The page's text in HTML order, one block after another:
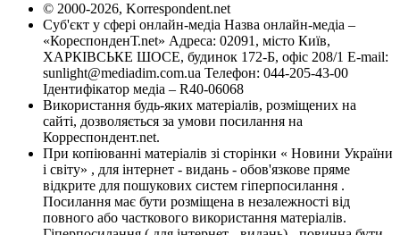
© 2000-2026, Korrespondent.net
Суб'єкт у сфері онлайн-медіа Назва онлайн-медіа –
«КореспонденТ.net» Адреса: 02091, місто Київ,
ХАРКІВСЬКЕ ШОСЕ, будинок 172-Б, офіс 208/1 E-mail:
sunlight@mediadim.com.ua Телефон: 044-205-43-00
Ідентифікатор медіа – R40-06068
Використання будь-яких матеріалів, розміщених на
сайті, дозволяється за умови посилання на
Корреспондент.net.
При копіюванні матеріалів зі сторінки « Новини України
і світу» , для інтернет - видань - обов'язкове пряме
відкрите для пошукових систем гіперпосилання .
Посилання має бути розміщена в незалежності від
повного або часткового використання матеріалів.